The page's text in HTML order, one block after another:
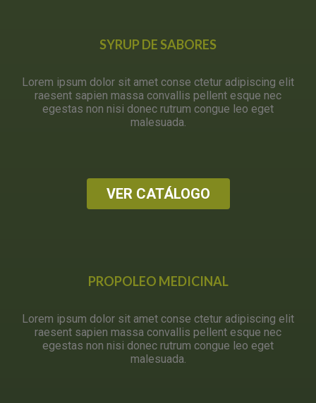
SYRUP DE SABORES
Lorem ipsum dolor sit amet conse ctetur adipiscing elit
raesent sapien massa convallis pellent esque nec
egestas non nisi donec rutrum congue leo eget
malesuada.
VER CATÁLOGO
PROPOLEO MEDICINAL
Lorem ipsum dolor sit amet conse ctetur adipiscing elit
raesent sapien massa convallis pellent esque nec
egestas non nisi donec rutrum congue leo eget
malesuada.